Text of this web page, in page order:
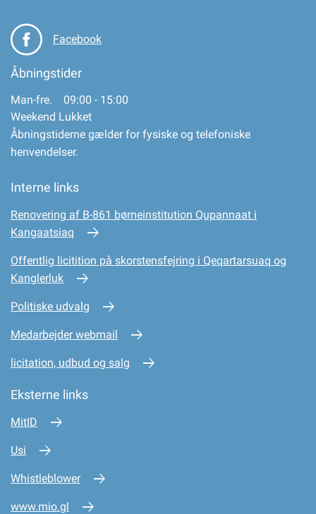
Facebook
Åbningstider
Man-fre. 09:00 - 15:00
Weekend Lukket
Åbningstiderne gælder for fysiske og telefoniske
henvendelser.
Interne links
Renovering af B-861 børneinstitution Qupannaat i
Kangaatsiaq
Offentlig licitition på skorstensfejring i Qeqartarsuaq og
Kanglerluk
Politiske udvalg
Medarbejder webmail
licitation, udbud og salg
Eksterne links
MitID
Usi
Whistleblower
www.mio.gl